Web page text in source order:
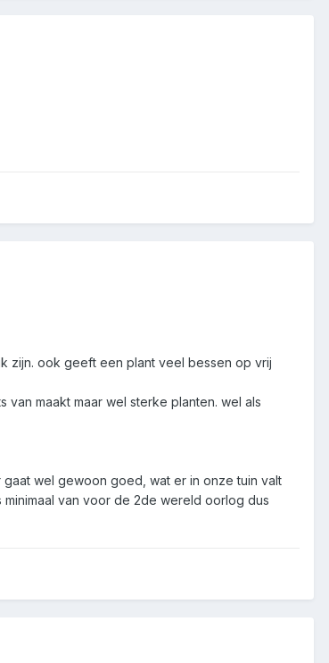
zijn. ook geeft een plant veel bessen op vrij
maakt maar wel sterke planten. wel als
wel gewoon goed, wat er in onze tuin valt
van voor de 2de wereld oorlog dus